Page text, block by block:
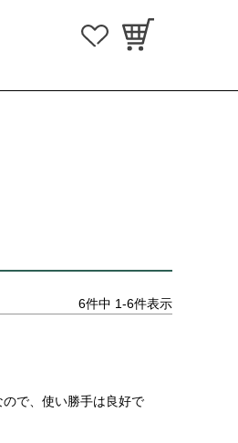
6件中 1-6件表示
で、使い勝手は良好で